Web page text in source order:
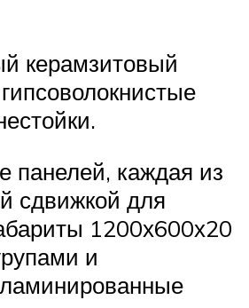
керамзитовый
панелей, каждая из
сдвижкой для
1200х600х20
и